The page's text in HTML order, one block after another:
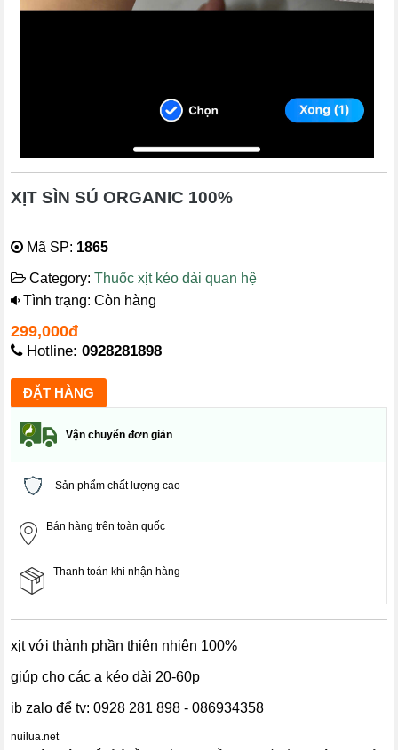
XỊT SÌN SÚ ORGANIC 100%
Mã SP: 1865
Category:Thuốc xịt kéo dài quan hệ
Tình trạng: Còn hàng
299,000đ
Hotline:0928281898
Vận chuyển đơn giản
Sản phẩm chất lượng cao
Bán hàng trên toàn quốc
Thanh toán khi nhận hàng
xịt với thành phần thiên nhiên 100%
giúp cho các a kéo dài 20-60p
ib zalo để tv: 0928 281 898 - 086934358
nuilua.net